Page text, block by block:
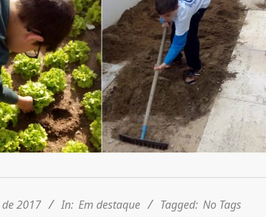
2017 In: Em destaque Tagged: No Tags